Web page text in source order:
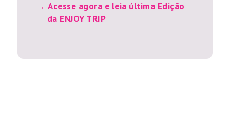
Acesse agora e leia última Edição
da ENJOY TRIP